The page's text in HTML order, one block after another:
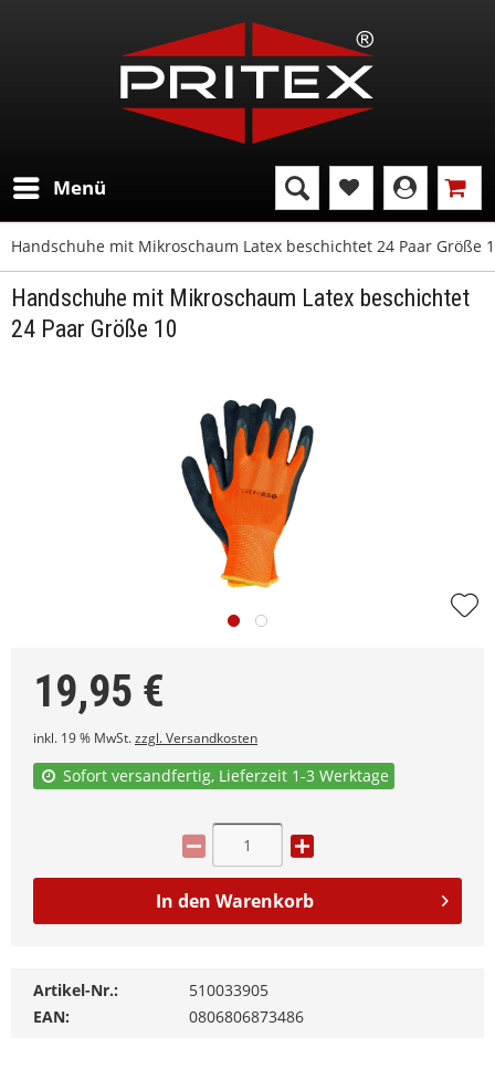
Menü
Handschuhe mit Mikroschaum Latex beschichtet 24 Paar Größe
Handschuhe mit Mikroschaum Latex beschichtet
24 Paar Größe 10
19,95 €
inkl. 19 % MwSt.zzgl. Versandkosten
Sofort versandfertig, Lieferzeit 1-3 Werktage
In den Warenkorb
Artikel-Nr.:
510033905
EAN:
0806806873486